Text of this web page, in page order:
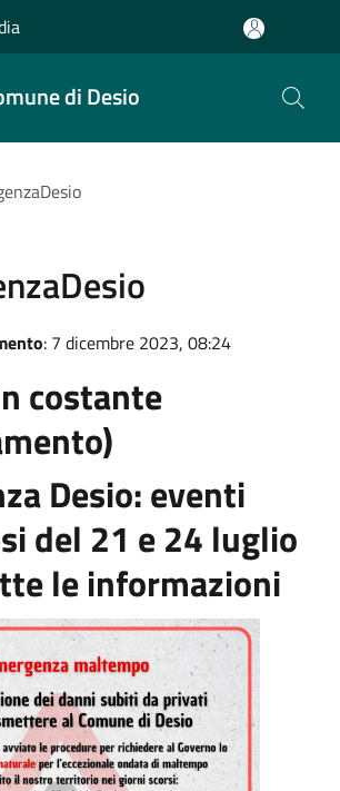
di Desio
: 7 dicembre 2023, 08:24
costante
Desio: eventi
del 21 e 24 luglio
le informazioni